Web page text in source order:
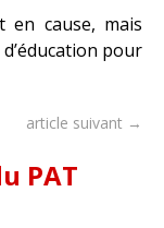
en cause, mais
pour
article suivant →
PAT